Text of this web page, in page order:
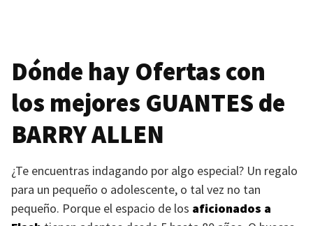
Dónde hay Ofertas con
los mejores GUANTES de
BARRY ALLEN
¿Te encuentras indagando por algo especial? Un regalo
para un pequeño o adolescente, o tal vez no tan
pequeño. Porque el espacio de los aficionados a